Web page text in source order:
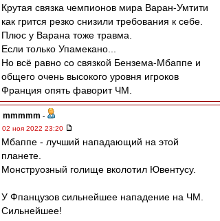
Крутая связка чемпионов мира Варан-Умтити
как грится резко снизили требования к себе.
Плюс у Варана тоже травма.
Если только Упамекано...
Но всё равно со связкой Бензема-Мбаппе и
общего очень высокого уровня игроков
Франция опять фаворит ЧМ.
mmmmm -
02 ноя 2022 23:20
Мбаппе - лучший нападающий на этой
планете.
Монструозный голище вколотил Ювентусу.
У Фпанцузов сильнейшее нападение на ЧМ.
Сильнейшее!